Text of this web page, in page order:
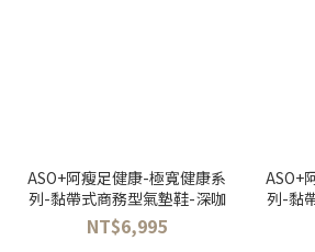
ASO+阿瘦足健康-極寬健康系
列-黏帶式商務型氣墊鞋-深咖
NT$6,995
ASO+
列-黏